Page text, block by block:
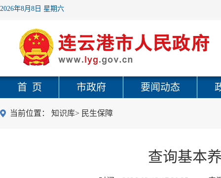
2026年8月8日 星期六
首 页 市政府 要闻动态
当前位置： 知识库> 民生保障
查询基本